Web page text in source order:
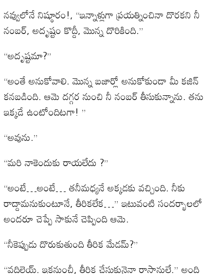
నవ్వులోనే నిష్ఠూరం!, “ఇన్నాళ్లుగా ప్రయత్నించినా దొరకని నీ
నంబర్, అదృష్టం కొద్దీ, మొన్న దొరికింది.”
“అదృష్టమా?”
“అంతే అనుకోవాలి. మొన్న బజార్లో అనుకోకుండా మీ కజిన్
కనబడింది. ఆమె దగ్గర నుంచి నీ నంబర్ తీసుకున్నాను. తను
ఇక్కడే ఉంటోందిటగా! ”
“అవును.”
“మరి నాకెందుకు రాయలేదు ?”
“అంటే…అంటే… తనీమధ్యనే అక్కడకు వచ్చింది. నీకు
రాద్దామనుకుంటూనే, తీరికలేక…” ఇటువంటి సందర్భాలలో
అందరూ చెప్పే సాకునే చెప్పింది ఆమె.
“నీకెప్పుడు దొరుకుతుంది తీరిక మేడమ్?”
“వదిలెయ్. ఇకనుంచీ, తీరిక చేసుకునైనా రాస్తానులే.” అంది